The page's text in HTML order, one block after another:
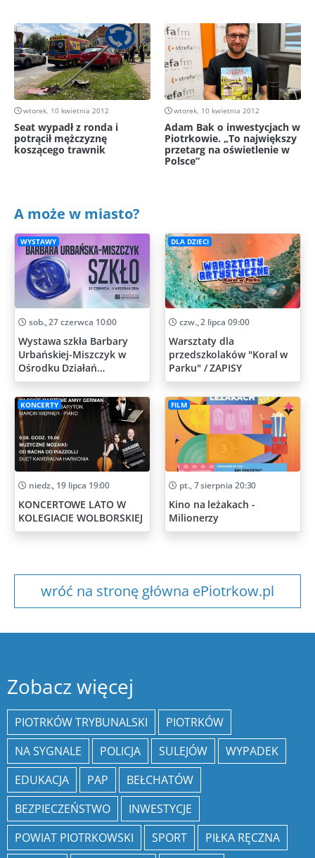
wtorek, 10 kwietnia 2012
Seat wypadł z ronda i
potrącił mężczyznę
koszącego trawnik
wtorek, 10 kwietnia 2012
Adam Bak o inwestycjach w
Piotrkowie. „To największy
przetarg na oświetlenie w
Polsce”
A może w miasto?
WYSTAWY
sob., 27 czerwca 10:00
Wystawa szkła Barbary
Urbańskiej-Miszczyk w
Ośrodku Działań
Artystycznych
DLA DZIECI
czw., 2 lipca 09:00
Warsztaty dla
przedszkolaków "Koral w
Parku" / ZAPISY
KONCERTY
niedz., 19 lipca 19:00
KONCERTOWE LATO W
KOLEGIACIE WOLBORSKIEJ
FILM
pt., 7 sierpnia 20:30
Kino na leżakach -
Milionerzy
wróć na stronę główna ePiotrkow.pl
Zobacz więcej
PIOTRKÓW TRYBUNALSKI
PIOTRKÓW
NA SYGNALE
POLICJA SULEJÓW
WYPADEK
EDUKACJA
PAP
BEŁCHATÓW
BEZPIECZEŃSTWO
INWESTYCJE
POWIAT PIOTRKOWSKI
SPORT
PIŁKA RĘCZNA